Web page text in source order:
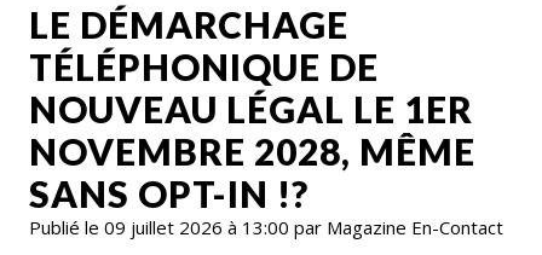
LE DÉMARCHAGE
TÉLÉPHONIQUE DE
NOUVEAU LÉGAL LE 1ER
NOVEMBRE 2028, MÊME
SANS OPT-IN !?
Publié le 09 juillet 2026 à 13:00 par Magazine En-Contact